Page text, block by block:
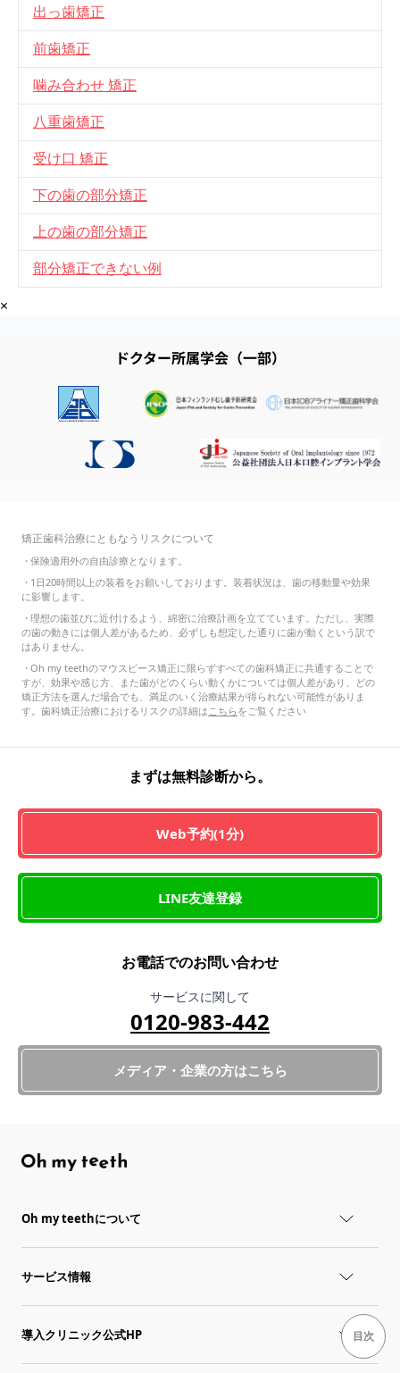
出っ歯矯正
前歯矯正
噛み合わせ 矯正
八重歯矯正
受け口 矯正
下の歯の部分矯正
上の歯の部分矯正
部分矯正できない例
×
目次
ドクター所属学会（一部）
矯正歯科治療にともなうリスクについて
・保険適用外の自由診療となります。
・ 1日20時間以上の装着をお願いしております。装着状況は、歯の移動量や効果
に影響します。
・理想の歯並びに近付けるよう、綿密に治療計画を立てています。ただし、実際
の歯の動きには個人差があるため、必ずしも想定した通りに歯が動くという訳で
はありません。
・Oh my teethのマウスピース矯正に限らずすべての歯科矯正に共通することで
すが、効果や感じ方、また歯がどのくらい動くかについては個人差があり、どの
矯正方法を選んだ場合でも、満足のいく治療結果が得られない可能性がありま
す。歯科矯正治療におけるリスクの詳細は こちらをご覧ください
まずは無料診断から。
Web予約(1分)
LINE友達登録
お電話でのお問い合わせ
サービスに関して
0120-983-442
メディア・企業の方はこちら
Oh my teethについて
サービス情報
導入クリニック公式HP